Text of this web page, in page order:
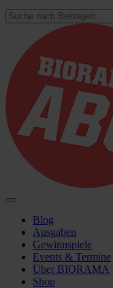
Blog
Ausgaben
Gewinnspiele
Events & Termine
Über BIORAMA
Shop